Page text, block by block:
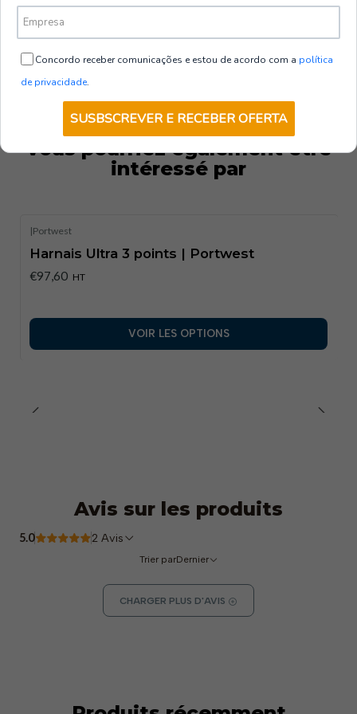
Vous pourriez également être
intéressé par
|Portwest
Harnais Ultra 3 points | Portwest
€97,60 HT
VOIR LES OPTIONS
Avis sur les produits
5.0 2 Avis
Trier parDernier
CHARGER PLUS D'AVIS
Concordo receber comunicações e estou de acordo com a política
de privacidade.
SUSBSCREVER E RECEBER OFERTA